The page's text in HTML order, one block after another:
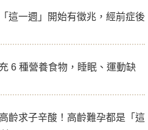
這一週」開始有徵兆，經前症後
6 種營養食物，睡眠、運動缺
齡求子辛酸！高齡難孕都是「這